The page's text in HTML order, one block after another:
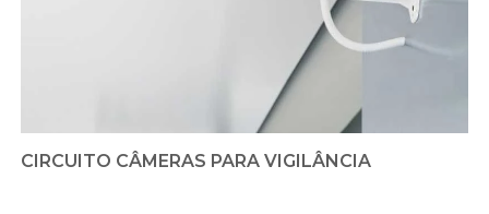
CIRCUITO CÂMERAS PARA VIGILÂNCIA